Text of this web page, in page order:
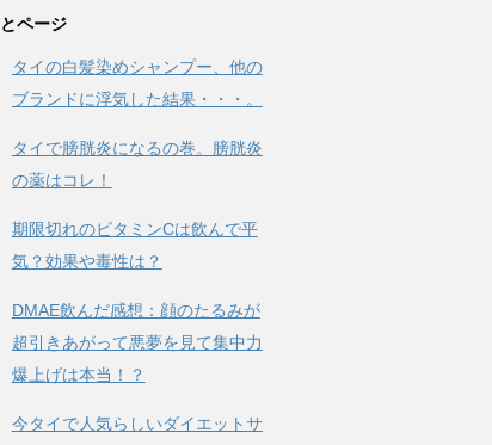
ページ
タイの白髪染めシャンプー、他の
ブランドに浮気した結果・・・。
タイで膀胱炎になるの巻。膀胱炎
の薬はコレ！
期限切れのビタミンCは飲んで平
気？効果や毒性は？
DMAE飲んだ感想：顔のたるみが
超引きあがって悪夢を見て集中力
爆上げは本当！？
今タイで人気らしいダイエットサ